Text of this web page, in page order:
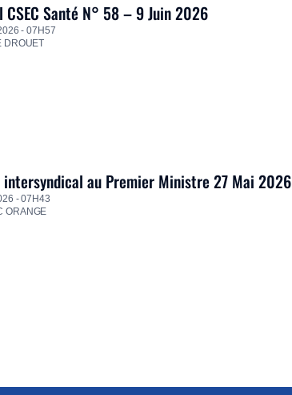
CSEC Santé N° 58 – 9 Juin 2026
- 07H57
DROUET
au Premier Ministre 27 Mai 2026
- 07H43
ORANGE